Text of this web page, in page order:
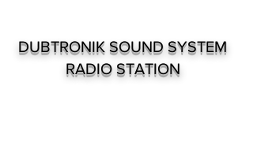
DUBTRONIK SOUND SYSTEM
RADIO STATION